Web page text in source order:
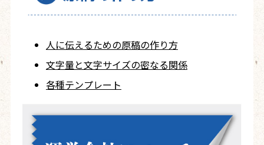
人に伝えるための原稿の作り方
文字量と文字サイズの密なる関係
各種テンプレート